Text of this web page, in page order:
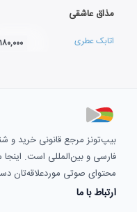
مذاق عاشقی
اتابک عطری ۱۸۰,۰۰۰ ت
بیپ‌تونز مرجع قانونی خرید
فارسی و بین‌المللی است. اینجا
محتوای صوتی موردعلاقه‌تان
ارتباط با ما